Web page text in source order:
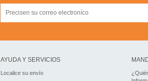
AYUDA Y SERVICIOS
Localice su envío